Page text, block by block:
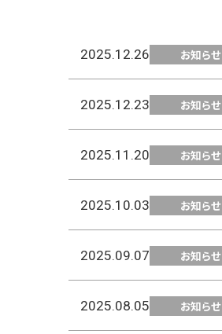
2025.12.26 お知らせ
2025.12.23 お知らせ
2025.11.20 お知らせ
2025.10.03 お知らせ
2025.09.07 お知らせ
2025.08.05 お知らせ